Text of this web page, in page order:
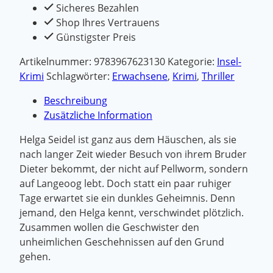
Sicheres Bezahlen
Shop Ihres Vertrauens
Günstigster Preis
Artikelnummer: 9783967623130 Kategorie: Insel-
Krimi Schlagwörter: Erwachsene, Krimi, Thriller
Beschreibung
Zusätzliche Information
Helga Seidel ist ganz aus dem Häuschen, als sie
nach langer Zeit wieder Besuch von ihrem Bruder
Dieter bekommt, der nicht auf Pellworm, sondern
auf Langeoog lebt. Doch statt ein paar ruhiger
Tage erwartet sie ein dunkles Geheimnis. Denn
jemand, den Helga kennt, verschwindet plötzlich.
Zusammen wollen die Geschwister den
unheimlichen Geschehnissen auf den Grund
gehen.